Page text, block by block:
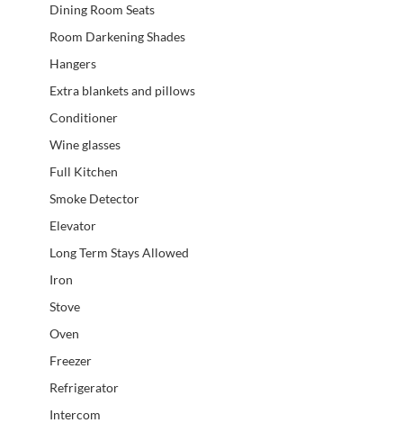
Dining Room Seats
Room Darkening Shades
Hangers
Extra blankets and pillows
Conditioner
Wine glasses
Full Kitchen
Smoke Detector
Elevator
Long Term Stays Allowed
Iron
Stove
Oven
Freezer
Refrigerator
Intercom